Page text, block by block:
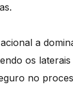
a
os
no